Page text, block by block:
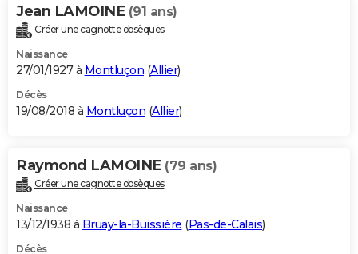
Jean LAMOINE (91 ans)
Créer une cagnotte obsèques
Naissance
27/01/1927 à Montluçon (Allier)
Décès
19/08/2018 à Montluçon (Allier)
Raymond LAMOINE (79 ans)
Créer une cagnotte obsèques
Naissance
13/12/1938 à Bruay-la-Buissière (Pas-de-Calais)
Décès